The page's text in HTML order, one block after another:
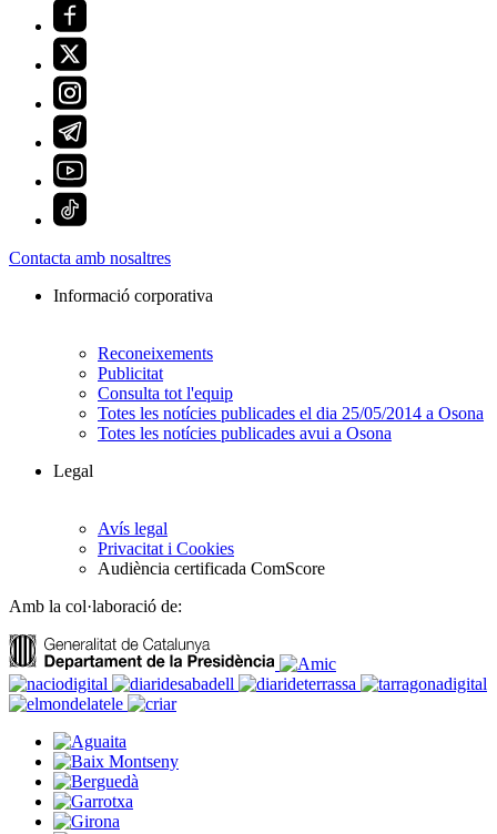
Contacta amb nosaltres
Informació corporativa
Reconeixements
Publicitat
Consulta tot l'equip
Totes les notícies publicades el dia 25/05/2014 a Osona
Totes les notícies publicades avui a Osona
Legal
Avís legal
Privacitat i Cookies
Audiència certificada ComScore
Amb la col·laboració de: